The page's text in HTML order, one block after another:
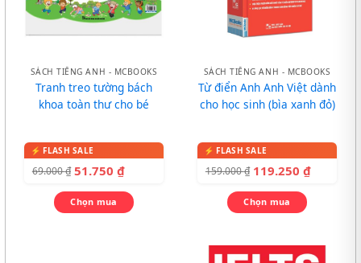
SÁCH TIẾNG ANH - MCBOOKS
Tranh treo tường bách
khoa toàn thư cho bé
69.000₫ 51.750 ₫
Chọn mua
SÁCH TIẾNG ANH - MCBOOKS
Từ điển Anh Anh Việt dành
cho học sinh (bìa xanh đỏ)
159.000₫ 119.250 ₫
Chọn mua